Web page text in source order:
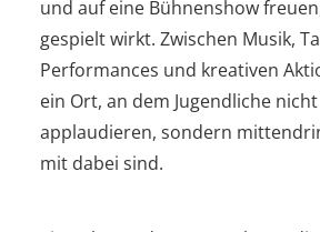
und auf eine Bühnenshow
gespielt wirkt. Zwischen Musik,
Performances und kreativen
ein Ort, an dem Jugendliche
applaudieren, sondern
mit dabei sind.